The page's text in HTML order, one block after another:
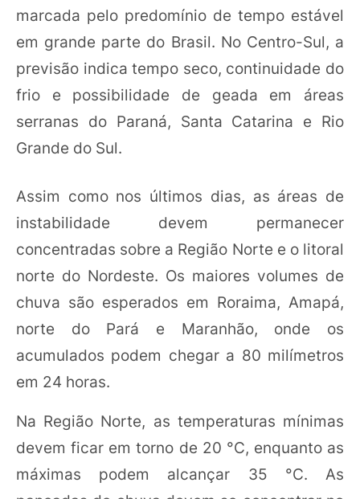
marcada pelo predomínio de tempo estável
em grande parte do Brasil. No Centro-Sul, a
previsão indica tempo seco, continuidade do
frio e possibilidade de geada em áreas
serranas do Paraná, Santa Catarina e Rio
Grande do Sul.
Assim como nos últimos dias, as áreas de
instabilidade devem permanecer
concentradas sobre a Região Norte e o litoral
norte do Nordeste. Os maiores volumes de
chuva são esperados em Roraima, Amapá,
norte do Pará e Maranhão, onde os
acumulados podem chegar a 80 milímetros
em 24 horas.
Na Região Norte, as temperaturas mínimas
devem ficar em torno de 20 °C, enquanto as
máximas podem alcançar 35 °C. As